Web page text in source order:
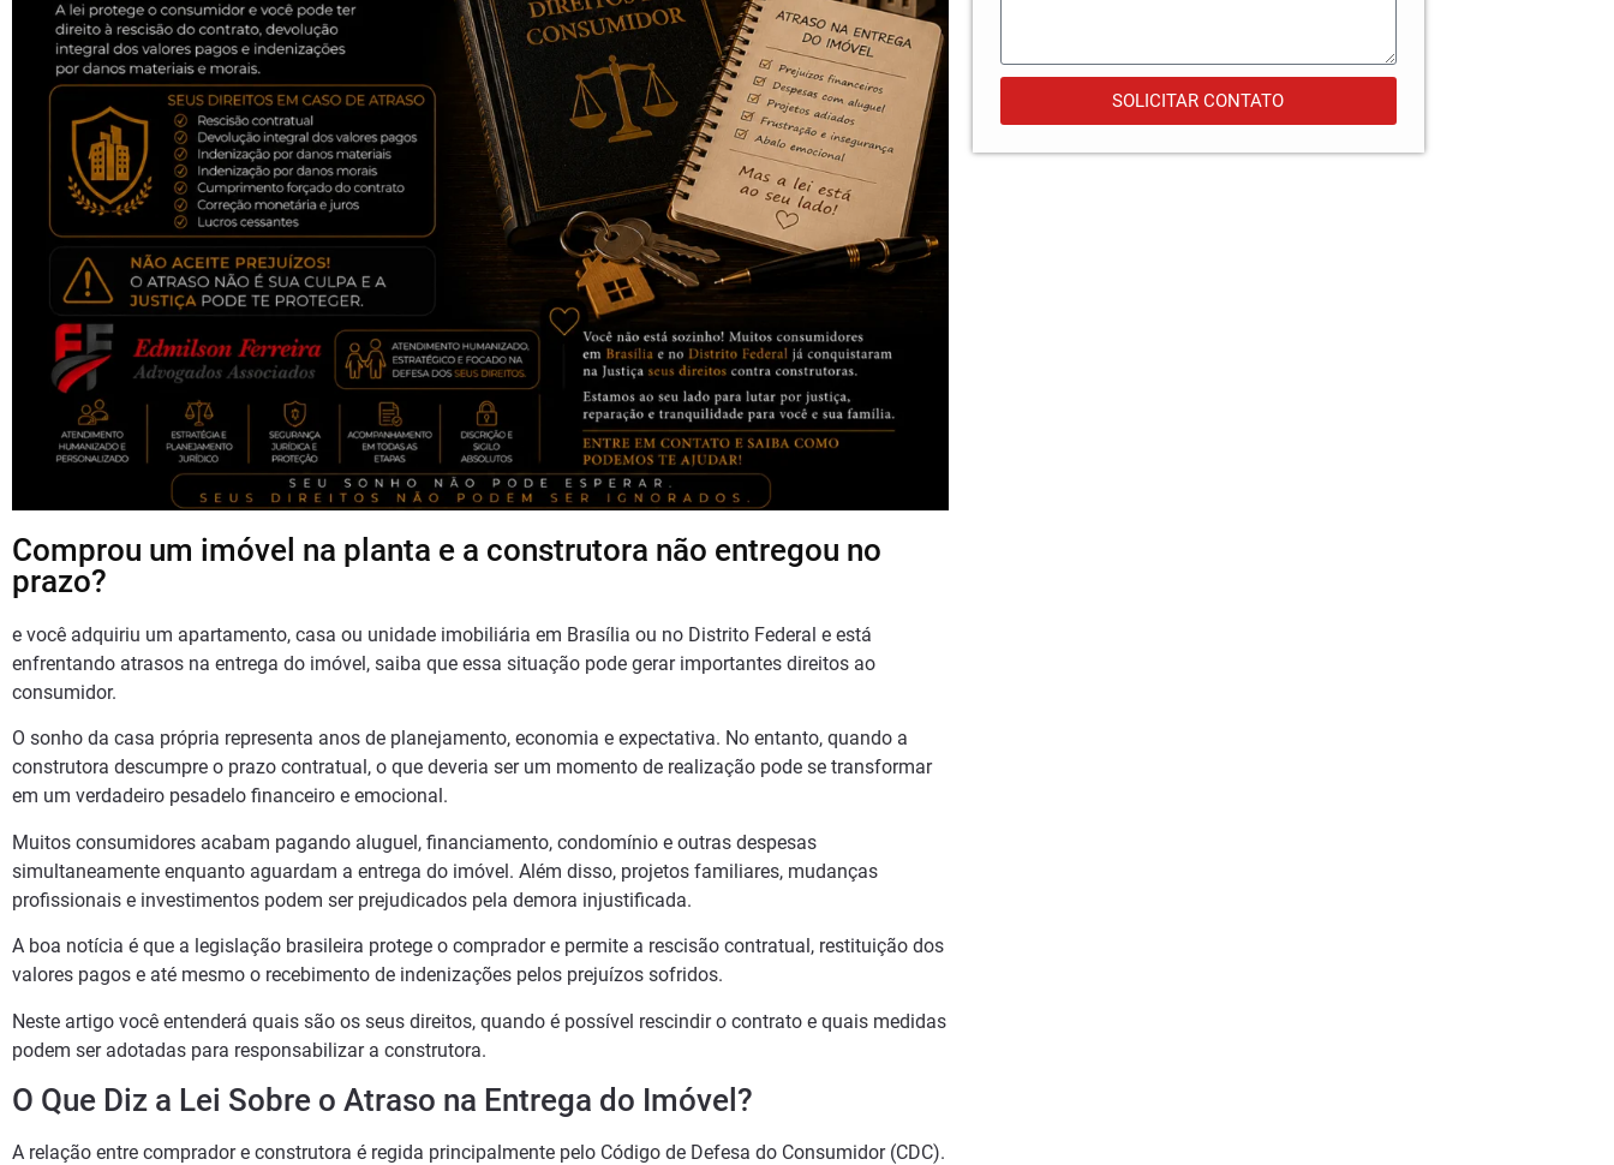
Comprou um imóvel na planta e a construtora não entregou no
prazo?
e você adquiriu um apartamento, casa ou unidade imobiliária em Brasília ou no Distrito Federal e está
enfrentando atrasos na entrega do imóvel, saiba que essa situação pode gerar importantes direitos ao
consumidor.
O sonho da casa própria representa anos de planejamento, economia e expectativa. No entanto, quando a
construtora descumpre o prazo contratual, o que deveria ser um momento de realização pode se transformar
em um verdadeiro pesadelo financeiro e emocional.
Muitos consumidores acabam pagando aluguel, financiamento, condomínio e outras despesas
simultaneamente enquanto aguardam a entrega do imóvel. Além disso, projetos familiares, mudanças
profissionais e investimentos podem ser prejudicados pela demora injustificada.
A boa notícia é que a legislação brasileira protege o comprador e permite a rescisão contratual, restituição dos
valores pagos e até mesmo o recebimento de indenizações pelos prejuízos sofridos.
Neste artigo você entenderá quais são os seus direitos, quando é possível rescindir o contrato e quais medidas
podem ser adotadas para responsabilizar a construtora.
O Que Diz a Lei Sobre o Atraso na Entrega do Imóvel?
A relação entre comprador e construtora é regida principalmente pelo Código de Defesa do Consumidor (CDC).
SOLICITAR CONTATO